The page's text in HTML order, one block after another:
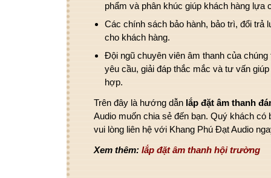
phẩm và phân khúc giúp khách hàng lựa
Các chính sách bảo hành, bảo trì, đổi trả
cho khách hàng.
Đội ngũ chuyên viên âm thanh của
yêu cầu, giải đáp thắc mắc và tư vấn
hợp.
Trên đây là hướng dẫn lắp đặt âm thanh
Audio muốn chia sẻ đến bạn. Quý khách có
vui lòng liên hệ với Khang Phú Đạt Audio
Xem thêm: lắp đặt âm thanh hội trường